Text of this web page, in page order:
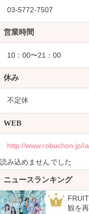
03-5772-7507
営業時間
10：00〜21：00
休み
不定休
WEB
http://www.robuchon.jp/
読み込めませんでした
ニュースランキング
1
観を